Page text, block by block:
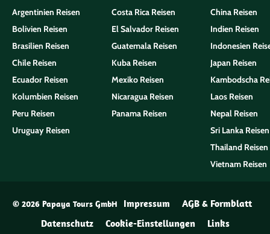
Argentinien Reisen
Bolivien Reisen
Brasilien Reisen
Chile Reisen
Ecuador Reisen
Kolumbien Reisen
Peru Reisen
Uruguay Reisen
Costa Rica Reisen
El Salvador Reisen
Guatemala Reisen
Kuba Reisen
Mexiko Reisen
Nicaragua Reisen
Panama Reisen
China Reisen
Indien Reisen
Indonesien
Japan Reisen
Kambodscha
Laos Reisen
Nepal Reisen
Sri Lanka Reisen
Thailand Reisen
Vietnam Reisen
© 2026 Papaya Tours GmbH Impressum
AGB & Formblatt
Datenschutz
Cookie-Einstellungen Links